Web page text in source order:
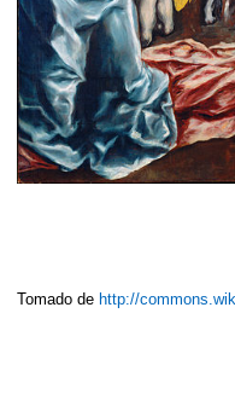
Tomado de http://